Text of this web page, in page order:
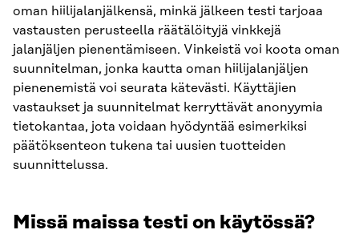
oman hiilijalanjälkensä, minkä jälkeen testi tarjoaa
vastausten perusteella räätälöityjä vinkkejä
jalanjäljen pienentämiseen. Vinkeistä voi koota oman
suunnitelman, jonka kautta oman hiilijalanjäljen
pienenemistä voi seurata kätevästi. Käyttäjien
vastaukset ja suunnitelmat kerryttävät anonyymia
tietokantaa, jota voidaan hyödyntää esimerkiksi
päätöksenteon tukena tai uusien tuotteiden
suunnittelussa.
Missä maissa testi on käytössä?